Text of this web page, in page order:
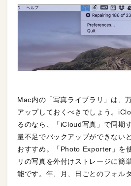
Mac内の「写真ライブラリ」は、
アップしておくべきでしょう。
るのなら、「iCloud写真」で同期
量不足でバックアップができない
おすすめ。「Photo Exporter」を
リの写真を外付けストレージに簡
能です。年、月、日ごとのフォル